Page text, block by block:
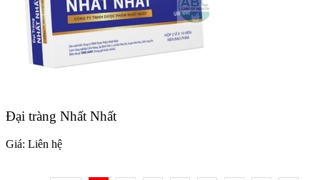
Đại tràng Nhất Nhất
Giá: Liên hệ